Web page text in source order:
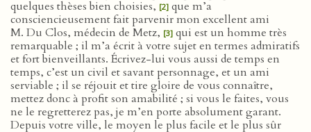
quelques thèses bien choisies, [2] que m’a
consciencieusement fait parvenir mon excellent ami
M. Du Clos, médecin de Metz, [3] qui est un homme très
remarquable ; il m’a écrit à votre sujet en termes admiratifs
et fort bienveillants. Écrivez-lui vous aussi de temps en
temps, c’est un civil et savant personnage, et un ami
serviable ; il se réjouit et tire gloire de vous connaître,
mettez donc à profit son amabilité ; si vous le faites, vous
ne le regretterez pas, je m’en porte absolument garant.
Depuis votre ville, le moyen le plus facile et le plus sûr